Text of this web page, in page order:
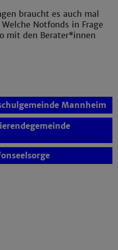
braucht es auch mal
Notfonds in Frage
mit den Berater*innen
Mannheim